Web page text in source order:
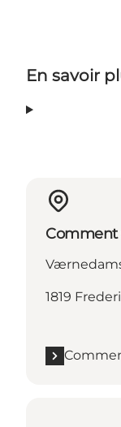
En savoir
Comment
1819